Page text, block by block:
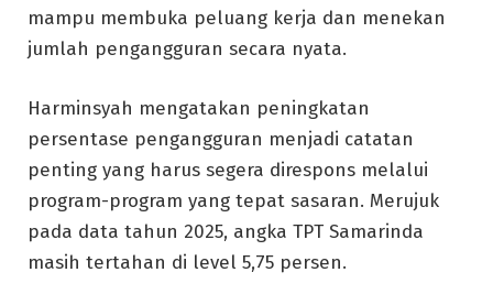
mampu membuka peluang kerja dan menekan
jumlah pengangguran secara nyata.
Harminsyah mengatakan peningkatan
persentase pengangguran menjadi catatan
penting yang harus segera direspons melalui
program-program yang tepat sasaran. Merujuk
pada data tahun 2025, angka TPT Samarinda
masih tertahan di level 5,75 persen.